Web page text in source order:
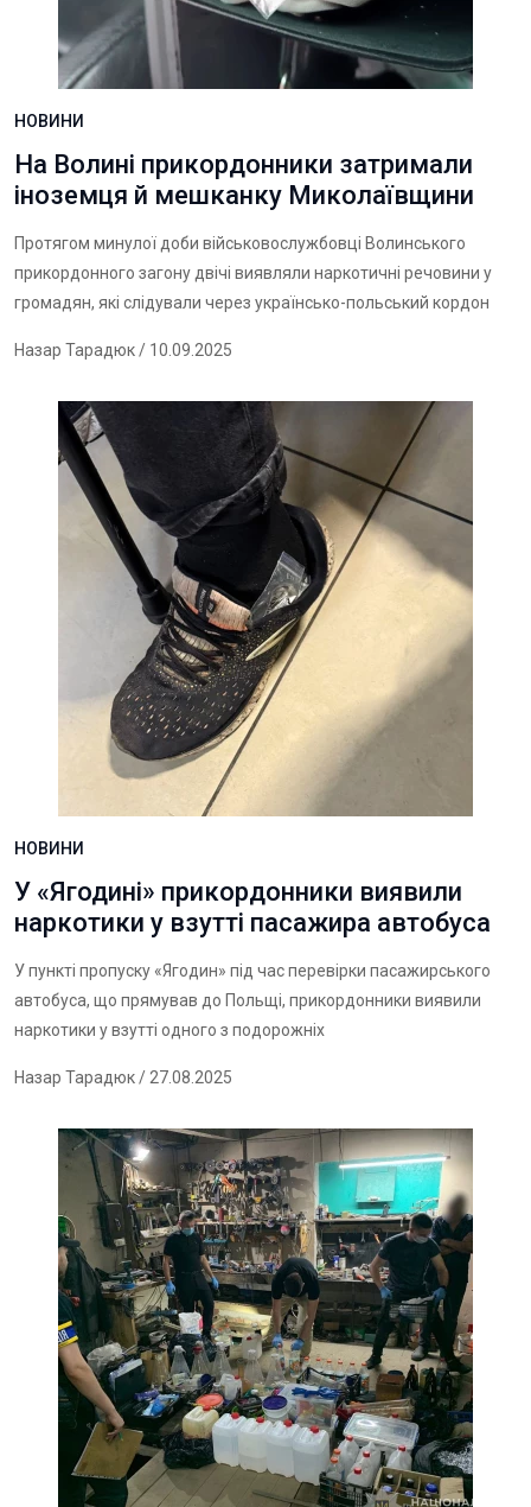
НОВИНИ
На Волині прикордонники затримали
іноземця й мешканку Миколаївщини
Протягом минулої доби військовослужбовці Волинського
прикордонного загону двічі виявляли наркотичні речовини у
громадян, які слідували через українсько-польський кордон
Назар Тарадюк/ 10.09.2025
НОВИНИ
У «Ягодині» прикордонники виявили
наркотики у взутті пасажира автобуса
У пункті пропуску «Ягодин» під час перевірки пасажирського
автобуса, що прямував до Польщі, прикордонники виявили
наркотики у взутті одного з подорожніх
Назар Тарадюк/ 27.08.2025